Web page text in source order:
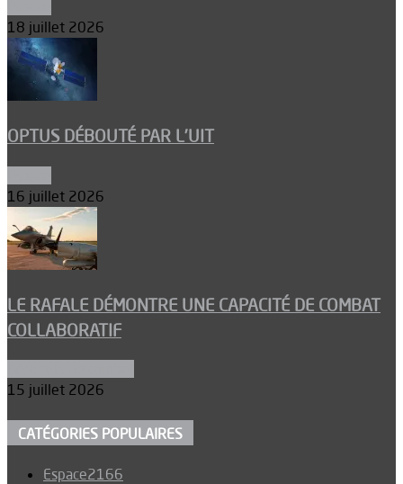
18 juillet 2026
OPTUS DÉBOUTÉ PAR L’UIT
16 juillet 2026
LE RAFALE DÉMONTRE UNE CAPACITÉ DE COMBAT
COLLABORATIF
15 juillet 2026
CATÉGORIES POPULAIRES
Espace2166